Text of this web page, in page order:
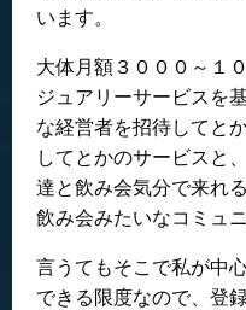
います。
大体月額３０００～１
ジュアリーサービスを
な経営者を招待してと
してとかのサービスと
達と飲み会気分で来れ
飲み会みたいなコミュ
言うてもそこで私が中
できる限度なので、登